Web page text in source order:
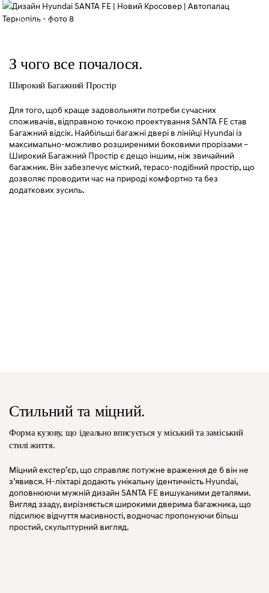
Екстер’єр
З чого все почалося.
Широкий Багажний Простір
Для того, щоб краще задовольняти потреби сучасних
споживачів, відправною точкою проектування SANTA FE став
Багажний відсік. Найбільші багажні двері в лінійці Hyundai із
максимально-можливо розширеними боковими прорізами –
Широкий Багажний Простір є дещо іншим, ніж звичайний
багажник. Він забезпечує місткий, терасо-подібний простір, що
дозволяє проводити час на природі комфортно та без
додаткових зусиль.
Стильний та міцний.
Форма кузову, що ідеально вписується у міський та заміський
стилі життя.
Міцний екстер’єр, що справляє потужне враження де б він не
з’явився. H-ліхтарі додають унікальну ідентичність Hyundai,
доповнюючи мужній дизайн SANTA FE вишуканими деталями.
Вигляд ззаду, вирізняється широкими дверима багажника, що
підсилює відчуття масивності, водночас пропонуючи більш
простий, скульптурний вигляд.